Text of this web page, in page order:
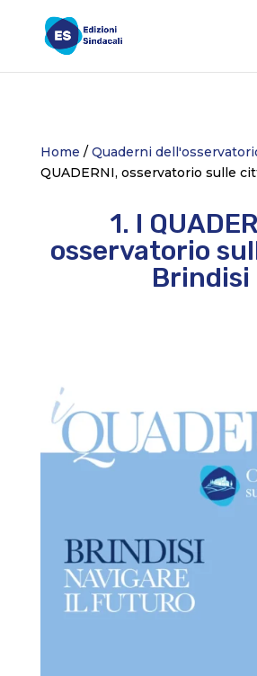
Home / Quaderni
QUADERNI, osservatorio sulle
1. I
osservatorio
Brindisi